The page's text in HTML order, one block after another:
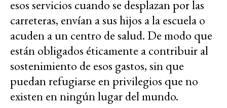
esos servicios cuando se desplazan por las
carreteras, envían a sus hijos a la escuela o
acuden a un centro de salud. De modo que
están obligados éticamente a contribuir al
sostenimiento de esos gastos, sin que
puedan refugiarse en privilegios que no
existen en ningún lugar del mundo.